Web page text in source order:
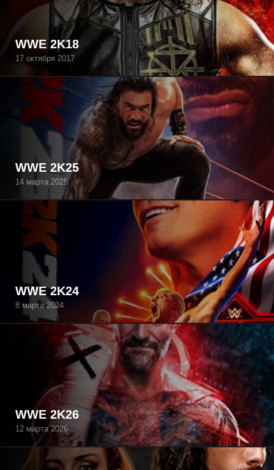
WWE 2K18
17 октября 2017
WWE 2K25
14 марта 2025
WWE 2K24
8 марта 2024
WWE 2K26
12 марта 2026